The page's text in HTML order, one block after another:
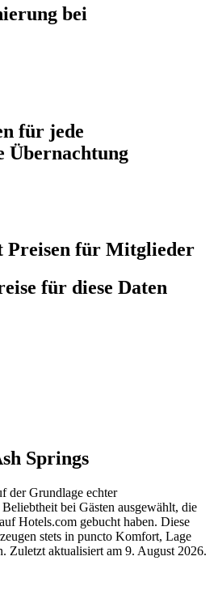
bei
für jede
Übernachtung
Preisen für Mitglieder
für diese Daten
Springs
der Grundlage echter
bei Gästen ausgewählt, die
Hotels.com gebucht haben. Diese
stets in puncto Komfort, Lage
Zuletzt aktualisiert am 9. August 2026.